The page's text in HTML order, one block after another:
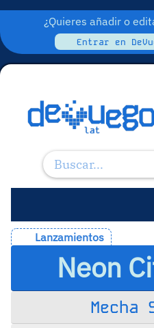
¿Quieres añadir o
Entrar en
Lanzamientos
Neon
Mecha